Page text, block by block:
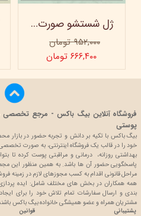
ژل شستشو صورت ویتابلا - 300 میلی لیتر
۹۵۲,۰۰۰ تومان
۶۶۶,۴۰۰ تومان
پشتیبانی
قوانین
فروشگاه آنلاین بیگ باکس - مرجع تخصصی
پوستی
خود را در قالب یک فروشگاه اینترنتی، به صورت
بهداشتی روزانه، درمانی و مراقبتی پوست کرده تا
پاسخگویی حضور آن ها باشد. به همین منظور این
مراحل قانونی اقدام به کسب مجوزهای لازم در زمینه
همه همکاران در بخش های مختلف شامل: ایده
بندی و ارسال سفارشات تمام تلاش خود را برای
مشتریان همراه و عضو همیشگی خانواده بیگ باکس